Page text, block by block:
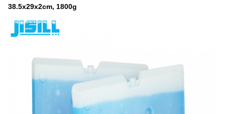
38.5x29x2cm, 1800g